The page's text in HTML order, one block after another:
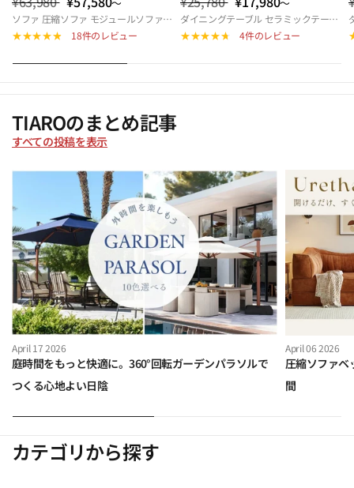
ソファ 圧縮ソファ モジュールソファ ソファベッド ダブル モジュール式ソファ 圧縮ソファーベッド 折りたたみソファベッド 来客対応 北欧 おしゃれ リビング 多機能 快適座面 hemw-5426
18件のレビュー
ダイニングテーブル セラミックテーブル 幅140cm 幅160cm 4人掛け 6人掛け 北欧風 モダン 長方形 食卓テーブル おしゃれ リビング カフェ風 ダイニングセット対応 9513-604hs
4件のレビュー
TIAROのまとめ記事
すべての投稿を表示
April 17 2026
庭時間をもっと快適に。360°回転ガーデンパラソルで
つくる心地よい日陰
April 06 2026
圧縮ソファベ
間
カテゴリから探す